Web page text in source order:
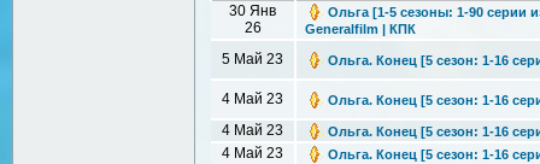
30 Янв
26
Ольга [1-5 сезоны: 1-90 серии
Generalfilm | КПК
5 Май 23 Ольга. Конец [5 сезон: 1-16
4 Май 23 Ольга. Конец [5 сезон: 1-16
4 Май 23 Ольга. Конец [5 сезон: 1-16
4 Май 23 Ольга. Конец [5 сезон: 1-16